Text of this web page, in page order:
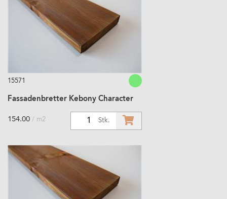
15571
Fassadenbretter Kebony Character
Stk.
154.00 / m2